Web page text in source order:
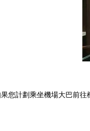
您計劃乘坐機場大巴前